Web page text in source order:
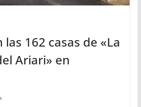
162 casas de «La
Ariari» en